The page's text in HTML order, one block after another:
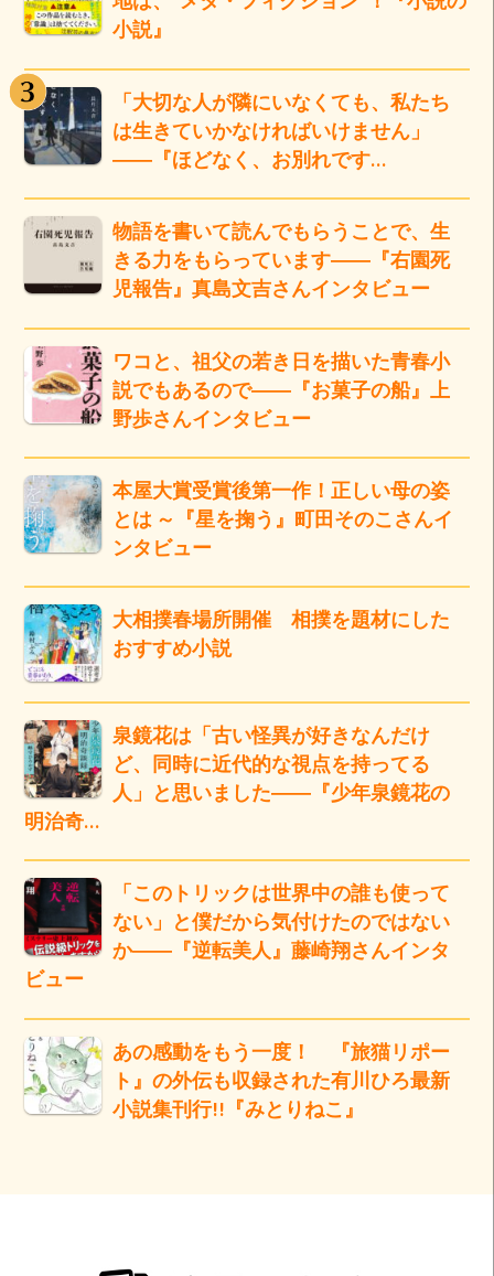
小説』
「大切な人が隣にいなくても、私たち
は生きていかなければいけません」
――『ほどなく、お別れです…
物語を書いて読んでもらうことで、生
きる力をもらっています――『右園死
児報告』真島文吉さんインタビュー
ワコと、祖父の若き日を描いた青春小
説でもあるので――『お菓子の船』上
野歩さんインタビュー
本屋大賞受賞後第一作！正しい母の姿
とは ～『星を掬う』町田そのこさんイ
ンタビュー
大相撲春場所開催 相撲を題材にした
おすすめ小説
泉鏡花は「古い怪異が好きなんだけ
ど、同時に近代的な視点を持ってる
人」と思いました――『少年泉鏡花の
明治奇…
「このトリックは世界中の誰も使って
ない」と僕だから気付けたのではない
か――『逆転美人』藤崎翔さんインタ
ビュー
あの感動をもう一度！ 『旅猫リポー
ト』の外伝も収録された有川ひろ最新
小説集刊行!!『みとりねこ』